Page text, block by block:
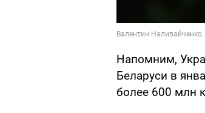
Напомним,
Беларуси в
более 600 млн